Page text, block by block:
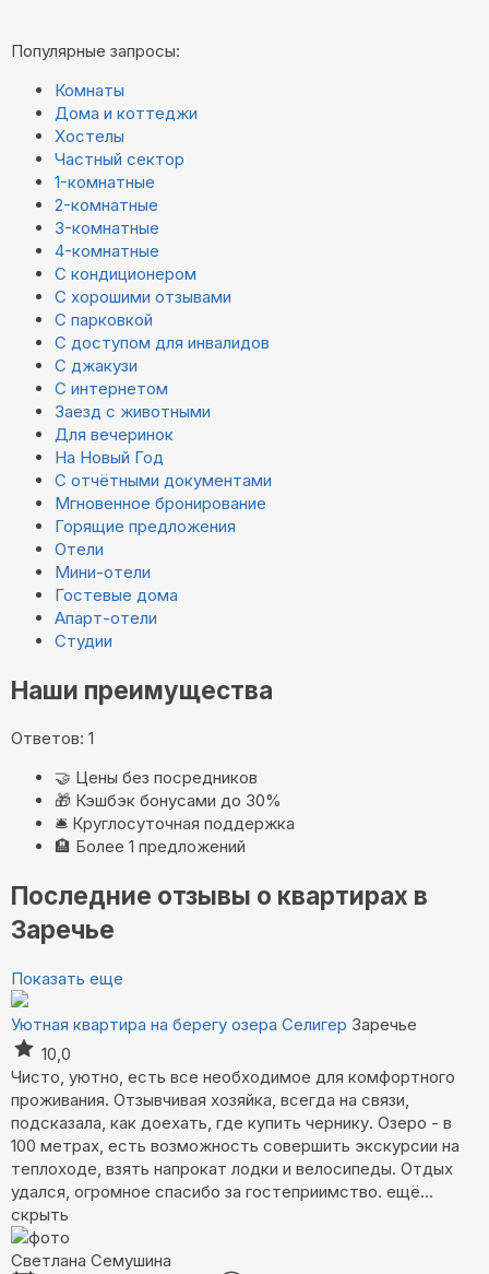
Популярные запросы:
Комнаты
Дома и коттеджи
Хостелы
Частный сектор
1-комнатные
2-комнатные
3-комнатные
4-комнатные
С кондиционером
С хорошими отзывами
С парковкой
С доступом для инвалидов
С джакузи
С интернетом
Заезд с животными
Для вечеринок
На Новый Год
С отчётными документами
Мгновенное бронирование
Горящие предложения
Отели
Мини-отели
Гостевые дома
Апарт-отели
Студии
Наши преимущества
Ответов: 1
🤝 Цены без посредников
🎁 Кэшбэк бонусами до 30%
🛎️ Круглосуточная поддержка
🏨 Более 1 предложений
Последние отзывы о квартирах в
Заречье
Показать еще
Уютная квартира на берегу озера Селигер Заречье
10,0
Чисто, уютно, есть все необходимое для комфортного
проживания. Отзывчивая хозяйка, всегда на связи,
подсказала, как доехать, где купить чернику. Озеро - в
100 метрах, есть возможность совершить экскурсии на
теплоходе, взять напрокат лодки и велосипеды. Отдых
удался, огромное спасибо за гостеприимство. ещё...
скрыть
Светлана Семушина